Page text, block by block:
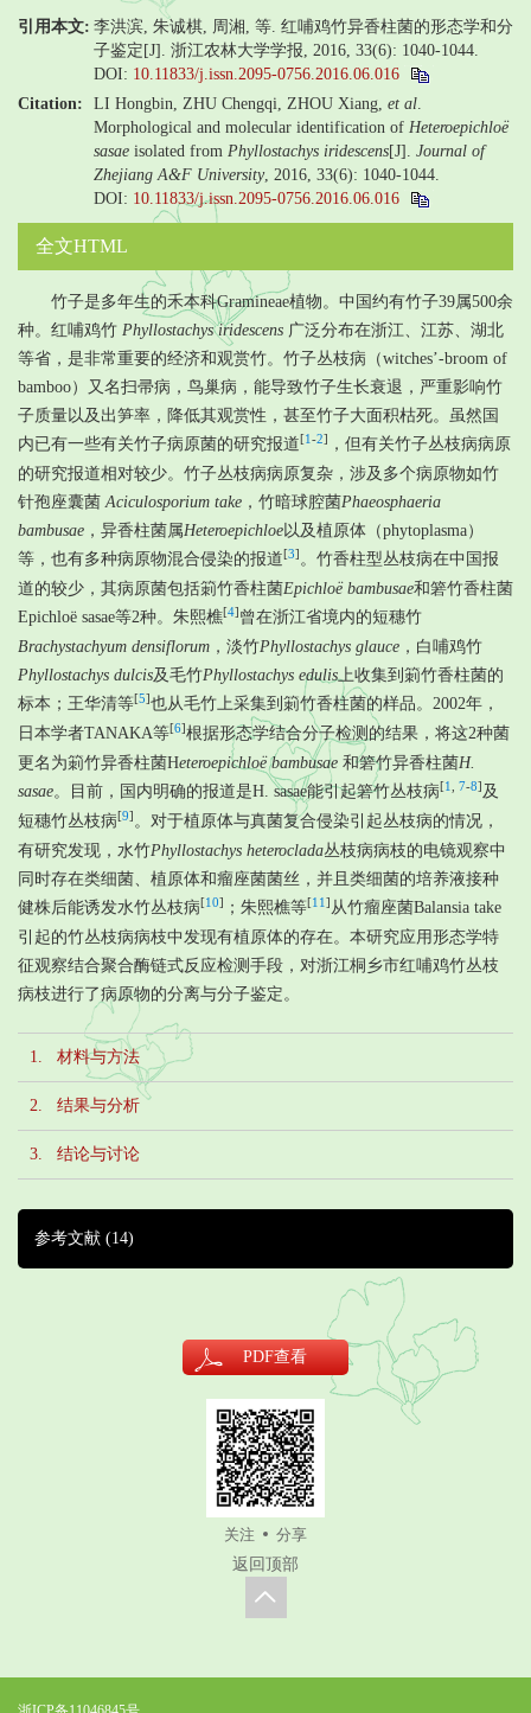
引用本文: 李洪滨, 朱诚棋, 周湘, 等. 红哺鸡竹异香柱菌的形态学和分
子鉴定[J]. 浙江农林大学学报, 2016, 33(6): 1040-1044.
DOI: 10.11833/j.issn.2095-0756.2016.06.016
Citation:
LI Hongbin, ZHU Chengqi, ZHOU Xiang, et al
Morphological and molecular identification of Heteroepichloë
sasae isolated from Phyllostachys iridescens[J]. Journal of
Zhejiang A&F University, 2016, 33(6): 1040-1044.
DOI: 10.11833/j.issn.2095-0756.2016.06.016
全文HTML
竹子是多年生的禾本科Gramineae植物。中国约有竹子39属500余
种。红哺鸡竹 Phyllostachys iridescens 广泛分布在浙江、江苏、湖北
等省，是非常重要的经济和观赏竹。竹子丛枝病（witches’-broom of
bamboo）又名扫帚病，鸟巢病，能导致竹子生长衰退，严重影响竹
子质量以及出笋率，降低其观赏性，甚至竹子大面积枯死。虽然国
内已有一些有关竹子病原菌的研究报道[1 -2]
，但有关竹子丛枝病病原
的研究报道相对较少。竹子丛枝病病原复杂，涉及多个病原物如竹
针孢座囊菌 Aciculosporium take ，竹暗球腔菌Phaeosphaeria
bambusae ，异香柱菌属Heteroepichloe以及植原体（phytoplasma）
等，也有多种病原物混合侵染的报道[3] 。竹香柱型丛枝病在中国报
道的较少，其病原菌包括箣竹香柱菌Epichloë bambusae和箬竹香柱菌
Epichloë sasae等2种。朱熙樵[4] 曾在浙江省境内的短穗竹
Brachystachyum densiflorum ，淡竹Phyllostachys glauce ，白哺鸡竹
Phyllostachys dulcis及毛竹Phyllostachys edulis 上收集到箣竹香柱菌的
标本；王华清等[5]也从毛竹上采集到箣竹香柱菌的样品。2002年，
日本学者TANAKA等[6]根据形态学结合分子检测的结果，将这2种菌
更名为箣竹异香柱菌Heteroepichloë bambusae 和箬竹异香柱菌H.
sasae。目前，国内明确的报道是H. sasae能引起箬竹丛枝病[1 7-8] 及
短穗竹丛枝病[9] 。对于植原体与真菌复合侵染引起丛枝病的情况，
有研究发现，水竹Phyllostachys heteroclada丛枝病病枝的电镜观察中
同时存在类细菌、植原体和瘤座菌菌丝，并且类细菌的培养液接种
健株后能诱发水竹丛枝病[10] ；朱熙樵等[11 ] 从竹瘤座菌Balansia take
引起的竹丛枝病病枝中发现有植原体的存在。本研究应用形态学特
征观察结合聚合酶链式反应检测手段，对浙江桐乡市红哺鸡竹丛枝
病枝进行了病原物的分离与分子鉴定。
1. 材料与方法
2. 结果与分析
3. 结论与讨论
参考文献 (14)
PDF查看
关注
分享
返回顶部